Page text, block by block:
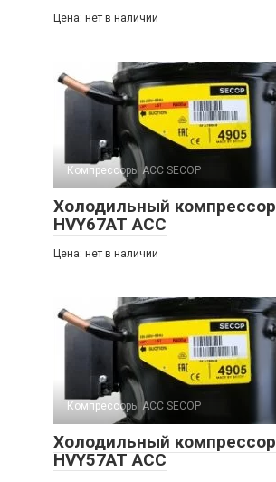
Цена: нет в наличии
Компрессоры ACC SECOP
Холодильный компрессор
HVY67AT ACC
Цена: нет в наличии
Компрессоры ACC SECOP
Холодильный компрессор
HVY57AT ACC